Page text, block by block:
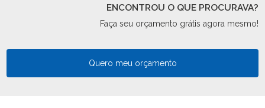
ENCONTROU O QUE PROCURAVA?
Faça seu orçamento grátis agora mesmo!
Quero meu orçamento